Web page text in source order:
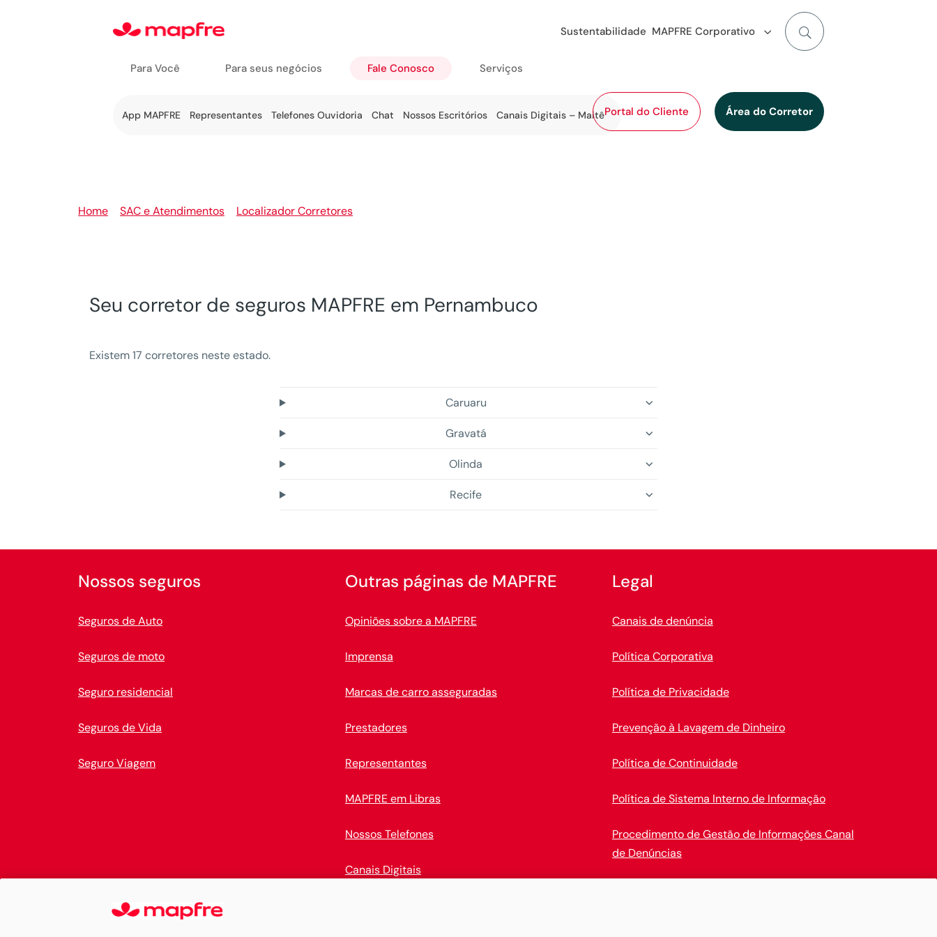
Sustentabilidade MAPFRE Corporativo
Portal do Cliente Área do Corretor
Para Você Para seus negócios Fale Conosco
Ir a Fale
App MAPFRE Representantes Telefones Ouvidoria Chat Nossos Escritórios Canais Digitais – Maitê
Serviços
Home SAC e Atendimentos Localizador Corretores
Seu corretor de seguros MAPFRE em Pernambuco
Existem 17 corretores neste estado.
Caruaru
Gravatá
Olinda
Recife
Nossos seguros
Seguros de Auto
Seguros de moto
Seguro residencial
Seguros de Vida
Seguro Viagem
Outras páginas de MAPFRE
Opiniões sobre a MAPFRE
Imprensa
Marcas de carro asseguradas
Prestadores
Representantes
MAPFRE em Libras
Nossos Telefones
Canais Digitais
Legal
Canais de denúncia
Política Corporativa
Política de Privacidade
Prevenção à Lavagem de Dinheiro
Política de Continuidade
Política de Sistema Interno de Informação
Procedimento de Gestão de Informações Canal
de Denúncias